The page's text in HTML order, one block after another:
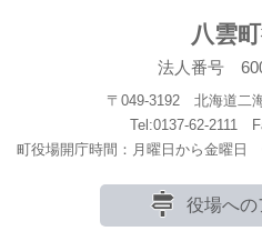
八雲
法人番号
〒049-3192 北海道二
Tel:0137-62-2111
町役場開庁時間：月曜日から金曜日
役場への